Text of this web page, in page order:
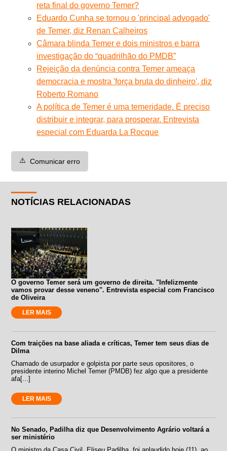
reta final do governo Temer?
Eduardo Cunha se tornou o 'principal advogado'
de Temer, diz Renan Calheiros
Câmara blinda Temer e dois ministros e barra
investigação do “quadrilhão do PMDB”
Rejeição da denúncia contra Temer ameaça
democracia e mostra 'força bruta do dinheiro', diz
Roberto Romano
A política de Temer é uma temeridade. É preciso
distribuir e integrar, para prosperar. Entrevista
especial com Eduarda La Rocque
⚠️ Comunicar erro
NOTÍCIAS RELACIONADAS
O governo Temer será um governo de direita. "Infelizmente
vamos provar desse veneno". Entrevista especial com Francisco
de Oliveira
LER MAIS
Com traições na base aliada e críticas, Temer tem seus dias de
Dilma
Chamado de usurpador e golpista por parte seus opositores, o
presidente interino Michel Temer (PMDB) fez algo que a presidente
afa[...]
LER MAIS
No Senado, Padilha diz que Desenvolvimento Agrário voltará a
ser ministério